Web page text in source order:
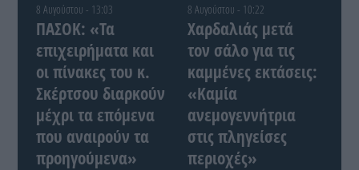
8 Αυγούστου - 13:03
ΠΑΣΟΚ: «Τα
επιχειρήματα και
οι πίνακες του κ.
Σκέρτσου διαρκούν
μέχρι τα επόμενα
που αναιρούν τα
προηγούμενα»
8 Αυγούστου - 10:22
Χαρδαλιάς μετά
τον σάλο για τις
καμμένες εκτάσεις:
«Καμία
ανεμογεννήτρια
στις πληγείσες
περιοχές»